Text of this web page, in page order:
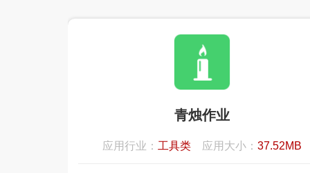
青烛作业
应用行业： 工具类应用大小： 37.52MB